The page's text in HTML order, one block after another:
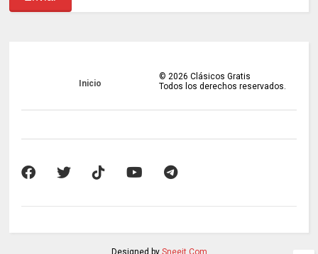
Inicio
© 2026 Clásicos Gratis
Todos los derechos reservados.
Designed by Sneeit.Com